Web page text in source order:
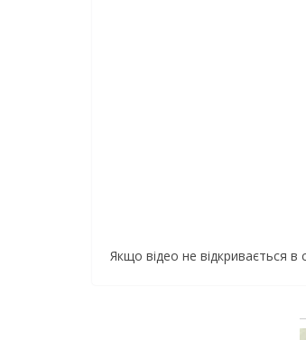
Якщо відео не відкривається